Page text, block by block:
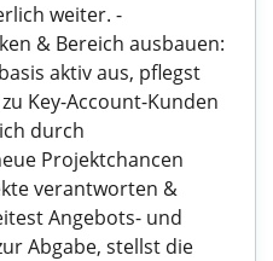
weiter. -
& Bereich ausbauen:
aktiv aus, pflegst
Key-Account-Kunden
durch
Projektchancen
verantworten &
Angebots- und
Abgabe, stellst die